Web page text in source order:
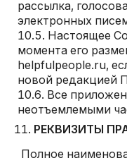
рассылка,
электронных
Настоящее
момента его
helpfulpeople.ru,
новой редакцией
Все
неотъемлемыми
РЕКВИЗИТЫ
Полное